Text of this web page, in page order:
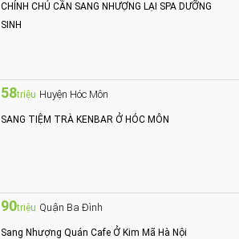
CHÍNH CHỦ CẦN SANG NHƯỢNG LẠI SPA DƯỠNG
SINH
58triệu Huyện Hóc Môn
SANG TIỆM TRÀ KENBAR Ở HÓC MÔN
90triệu Quận Ba Đình
Sang Nhượng Quán Cafe Ở Kim Mã Hà Nội